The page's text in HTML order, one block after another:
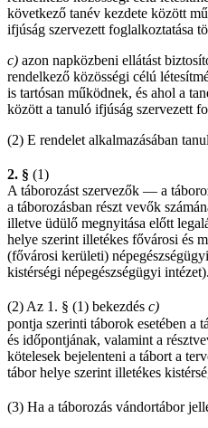
következő tanév kezdete között
ifjúság szervezett foglalkoztatása
c) azon napközbeni ellátást
rendelkező közösségi célú
is tartósan működnek, és ahol a
között a tanuló ifjúság szervezett
(2) E rendelet alkalmazásában
2. § (1)
A táborozást szervezők — a
a táborozásban részt vevők
illetve üdülő megnyitása előtt
helye szerint illetékes fővárosi és
(fővárosi kerületi)
kistérségi népegészségügyi intézet).
(2)Az 1. § (1) bekezdés c)
pontja szerinti táborok esetében a
és időpontjának, valamint a
kötelesek bejelenteni a tábort a
tábor helye szerint illetékes
(3) Ha a táborozás vándortábor